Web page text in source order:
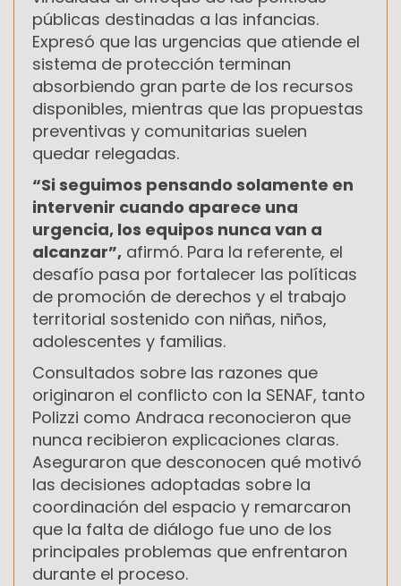
públicas destinadas a las infancias.
Expresó que las urgencias que atiende el
sistema de protección terminan
absorbiendo gran parte de los recursos
disponibles, mientras que las propuestas
preventivas y comunitarias suelen
quedar relegadas.
“Si seguimos pensando solamente en
intervenir cuando aparece una
urgencia, los equipos nunca van a
alcanzar”, afirmó. Para la referente, el
desafío pasa por fortalecer las políticas
de promoción de derechos y el trabajo
territorial sostenido con niñas, niños,
adolescentes y familias.
Consultados sobre las razones que
originaron el conflicto con la SENAF, tanto
Polizzi como Andraca reconocieron que
nunca recibieron explicaciones claras.
Aseguraron que desconocen qué motivó
las decisiones adoptadas sobre la
coordinación del espacio y remarcaron
que la falta de diálogo fue uno de los
principales problemas que enfrentaron
durante el proceso.